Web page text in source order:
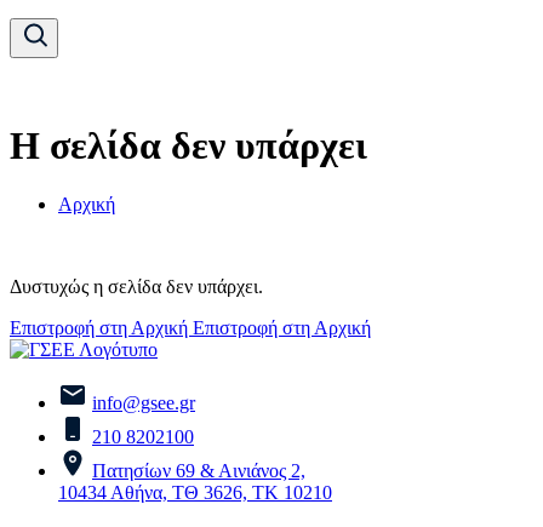
Η σελίδα δεν υπάρχει
Αρχική
Δυστυχώς η σελίδα δεν υπάρχει.
Επιστροφή στη Αρχική Επιστροφή στη Αρχική
info@gsee.gr
210 8202100
Πατησίων 69 & Αινιάνος 2,
10434 Αθήνα, ΤΘ 3626, ΤΚ 10210